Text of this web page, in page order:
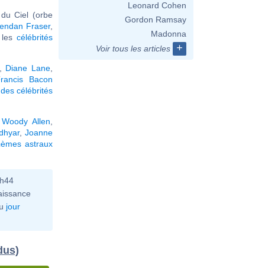
Ciel (orbe
Fraser,
lescélébrités
Diane Lane
Bacon
célébrités
Woody Allen
,Joanne
astraux
jour
Leonard Cohen
Gordon Ramsay
Madonna
Voir tous les articles
+